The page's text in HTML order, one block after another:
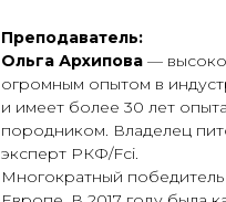
Преподаватель:
Ольга Архипова —
огромным опытом в
и имеет более 30 лет
породником. Владелец
эксперт РКФ/Fci.
Многократный